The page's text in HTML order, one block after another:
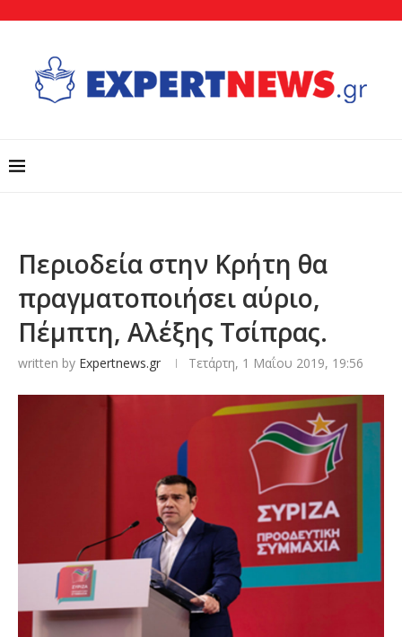
Περιοδεία στην Κρήτη θα
πραγματοποιήσει αύριο,
Πέμπτη, Αλέξης Τσίπρας.
written by Expertnews.gr Τετάρτη, 1 Μαΐου 2019, 19:56